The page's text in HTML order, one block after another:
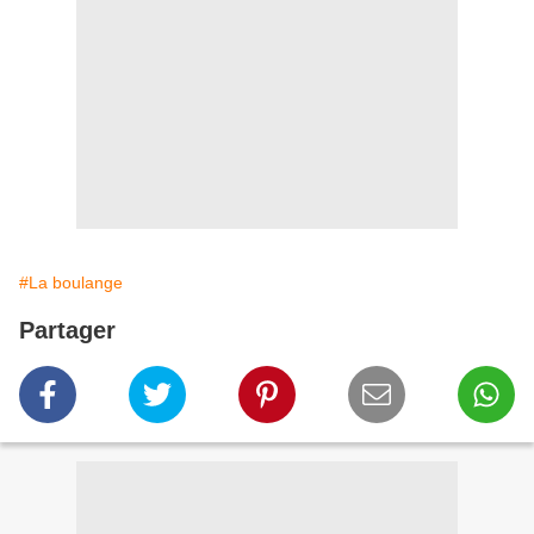
#La boulange
Partager